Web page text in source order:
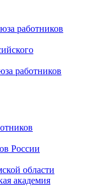
работников
работников